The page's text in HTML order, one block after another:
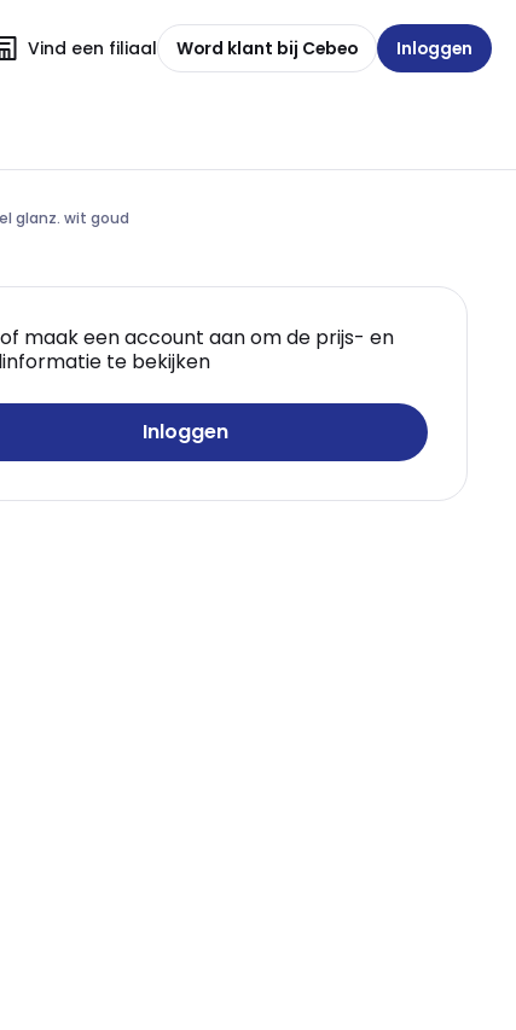
Vind een filiaal Word klant bij Cebeo Inloggen
glanz. wit goud
of maak een account aan om de prijs- en
te bekijken
Inloggen